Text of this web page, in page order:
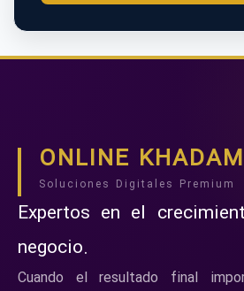
ONLINE
Soluciones Digitales Premium
Expertos en el
negocio.
Cuando el resultado final